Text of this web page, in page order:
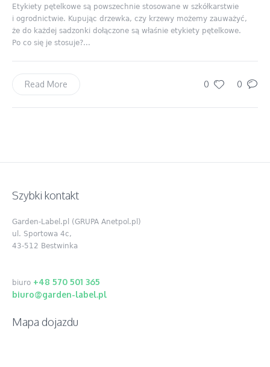
Etykiety pętelkowe są powszechnie stosowane w szkółkarstwie
i ogrodnictwie. Kupując drzewka, czy krzewy możemy zauważyć,
że do każdej sadzonki dołączone są właśnie etykiety pętelkowe.
Po co się je stosuje?...
0 0
Read More
Szybki kontakt
Garden-Label.pl (GRUPA Anetpol.pl)
ul. Sportowa 4c,
43-512 Bestwinka
biuro +48 570 501 365
biuro@garden-label.pl
Mapa dojazdu